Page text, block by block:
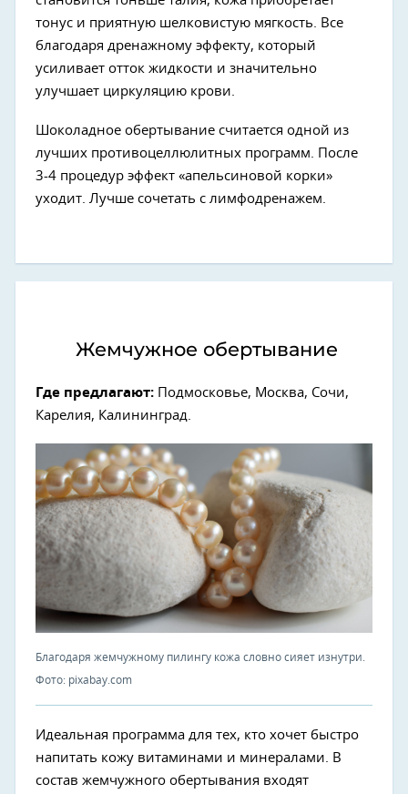
тонус и приятную шелковистую мягкость. Все
благодаря дренажному эффекту, который
усиливает отток жидкости и значительно
улучшает циркуляцию крови.
Шоколадное обертывание считается одной из
лучших противоцеллюлитных программ. После
3-4 процедур эффект «апельсиновой корки»
уходит. Лучше сочетать с лимфодренажем.
Жемчужное обертывание
Где предлагают: Подмосковье, Москва, Сочи,
Карелия, Калининград.
Благодаря жемчужному пилингу кожа словно сияет изнутри.
Фото: pixabay.com
Идеальная программа для тех, кто хочет быстро
напитать кожу витаминами и минералами. В
состав жемчужного обертывания входят